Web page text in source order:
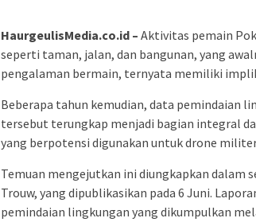
HaurgeulisMedia.co.id – Aktivitas pemain
seperti taman, jalan, dan bangunan, yang
pengalaman bermain, ternyata memiliki
Beberapa tahun kemudian, data pemindaian
tersebut terungkap menjadi bagian integral
yang berpotensi digunakan untuk drone
Temuan mengejutkan ini diungkapkan dalam
Trouw, yang dipublikasikan pada 6 Juni.
pemindaian lingkungan yang dikumpulkan